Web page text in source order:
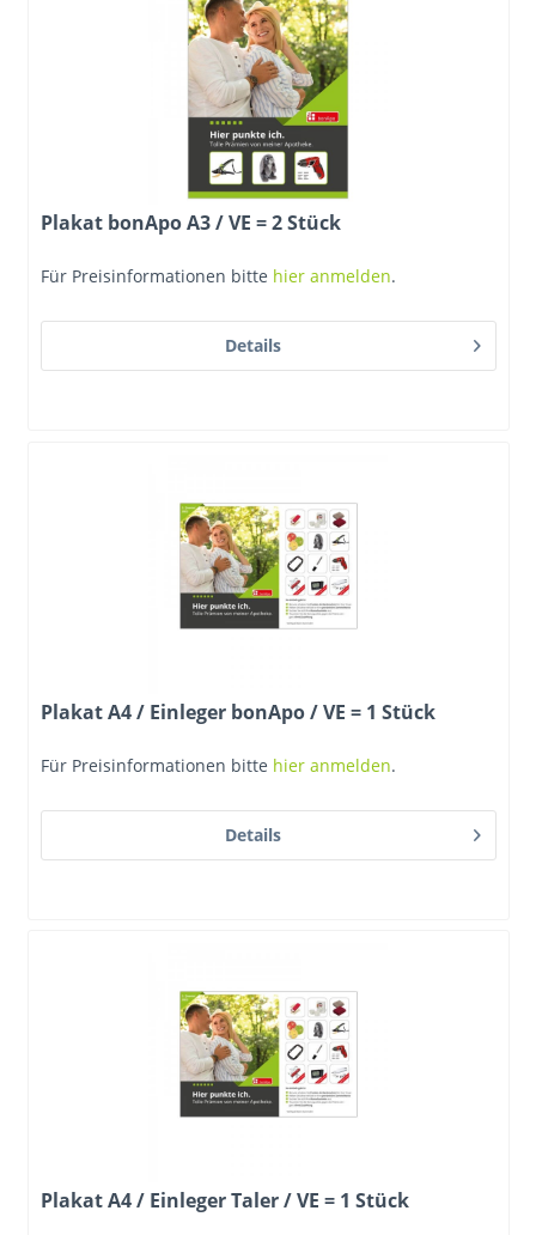
Plakat bonApo A3 / VE = 2 Stück
Für Preisinformationen bitte hier anmelden.
Details
Plakat A4 / Einleger bonApo / VE = 1 Stück
Für Preisinformationen bitte hier anmelden.
Details
Plakat A4 / Einleger Taler / VE = 1 Stück